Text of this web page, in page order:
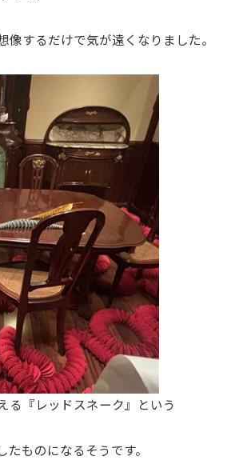
するだけで気が遠くなりました。
る『レッドスネーク』という
ものになるそうです。